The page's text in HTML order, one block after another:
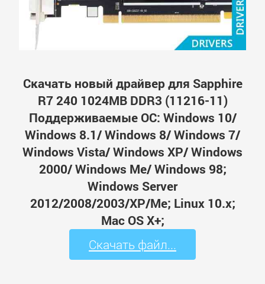
Скачать новый драйвер для Sapphire
R7 240 1024MB DDR3 (11216-11)
Поддерживаемые ОС: Windows 10/
Windows 8.1/ Windows 8/ Windows 7/
Windows Vista/ Windows XP/ Windows
2000/ Windows Me/ Windows 98;
Windows Server
2012/2008/2003/XP/Me; Linux 10.x;
Mac OS X+;
Скачать файл...